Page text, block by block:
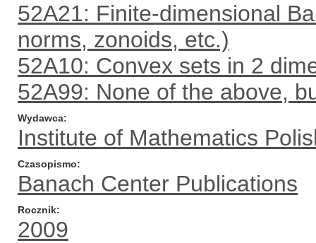
52A21: Finite-dimensional
norms, zonoids, etc.)
52A10: Convex sets in 2
52A99: None of the above,
Wydawca
Institute of Mathematics
Czasopismo
Banach Center Publications
Rocznik
2009